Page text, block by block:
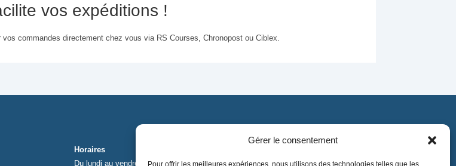
Gérer le consentement
Pour offrir les meilleures expériences, nous utilisons des technologies telles que les
vos expéditions !
commandes directement chez vous via RS Courses, Chronopost ou Ciblex.
Horaires
Du lundi au vendredi
contact@lnea-audition.com